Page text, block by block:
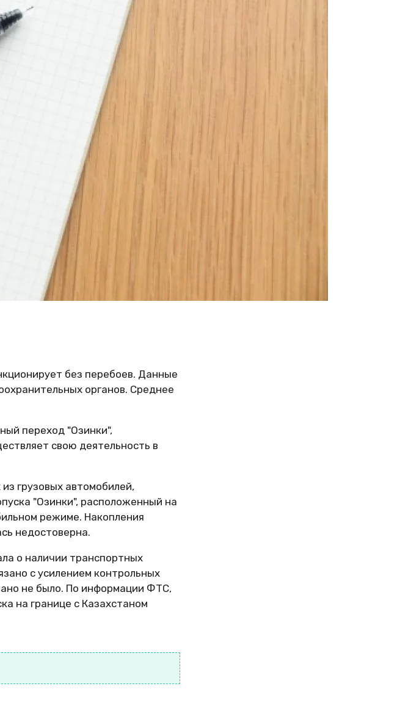
без перебоев. Данные
органов. Среднее
переход "Озинки",
свою деятельность в
грузовых автомобилей,
"Озинки", расположенный на
режиме. Накопления
недостоверна.
о наличии транспортных
с усилением контрольных
не было. По информации ФТС,
на границе с Казахстаном